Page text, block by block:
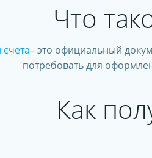
Что
– это официальный
потребовать для
Как